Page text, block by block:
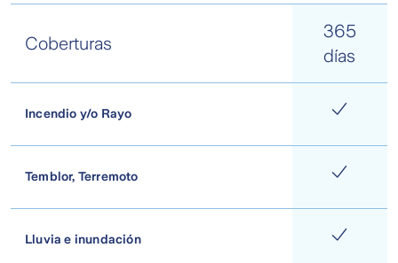
Coberturas
365
días
Incendio y/o Rayo
Temblor, Terremoto
Lluvia e inundación